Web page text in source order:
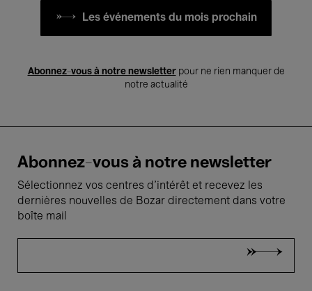
Les événements du mois prochain
Abonnez-vous à notre newsletterpour ne rien manquer de
notre actualité
Abonnez-vous à notre newsletter
Sélectionnez vos centres d'intérêt et recevez les
dernières nouvelles de Bozar directement dans votre
boîte mail